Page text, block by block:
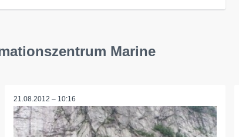
Marine
21.08.2012 – 10:16